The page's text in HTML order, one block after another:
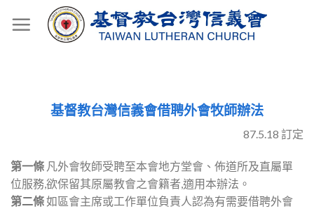
基督教台灣信義會借聘外會牧師辦法
87.5.18 訂定
第一條 凡外會牧師受聘至本會地方堂會、佈道所及直屬單
位服務,欲保留其原屬教會之會籍者,適用本辦法。
第二條如區會主席或工作單位負責人認為有需要借聘外會